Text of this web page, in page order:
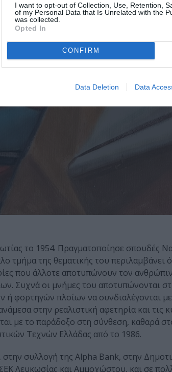
I want to opt-out of Collection, Use, Retention,
of my Personal Data that Is Unrelated with the
was collected.
Opted In
CONFIRM
Data Deletion Data
το 1954. Πραγματοποίησε σπουδές
της θεματικής του περιλαμβάνει
που άλλοτε αποτυπώνουν τον
Συχνά οι μνήμες του αποτυπώνονται
φορτηγών πλοίων να συνδιαλέγονται
στην ρεαλιστική αφετηρία και τις
με το παράδοξο στη σύνθεση, καθαρά
Τεχνών Ελλάδας από το 1986.
συλλογή της Alpha Bank, στην
Λευκωσίας και Αμμοχώστου, και σε